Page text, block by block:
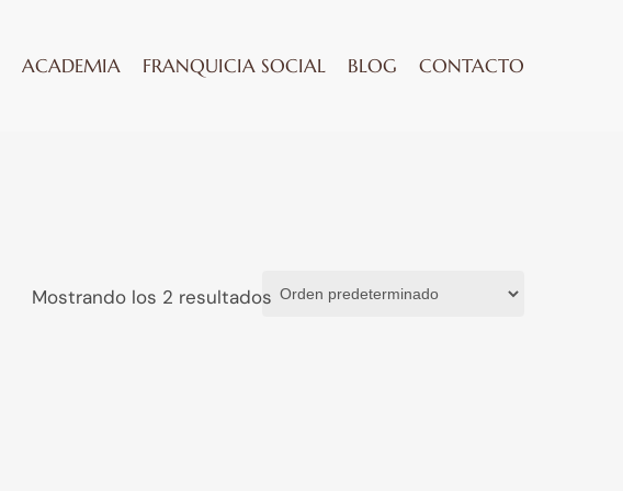
ACADEMIA FRANQUICIA SOCIAL BLOG CONTACTO
Mostrando los 2 resultados